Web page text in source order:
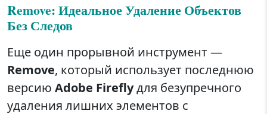
Remove: Идеальное Удаление Объектов
Без Следов
Еще один прорывной инструмент —
Remove, который использует последнюю
версию Adobe Fireflyдля безупречного
удаления лишних элементов с